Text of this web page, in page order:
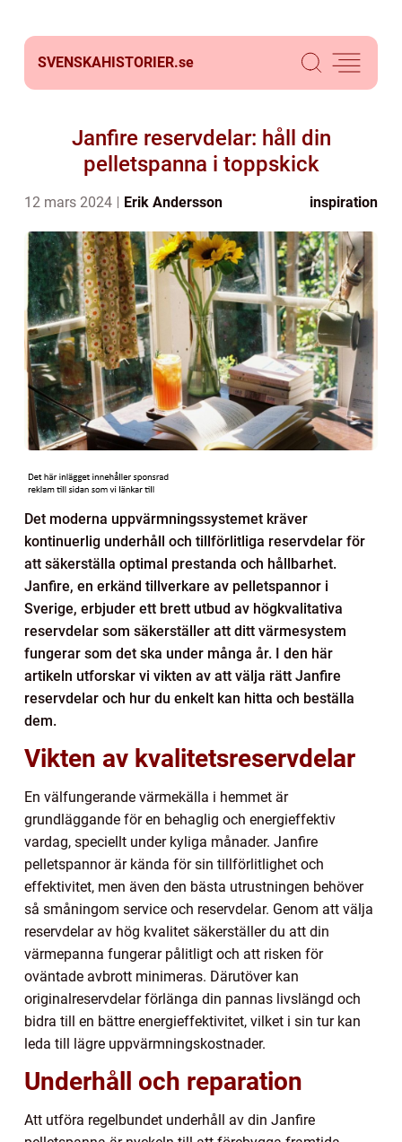
SVENSKAHISTORIER.se
Janfire reservdelar: håll din
pelletspanna i toppskick
12 mars 2024 Erik Andersson inspiration
Det moderna uppvärmningssystemet kräver
kontinuerlig underhåll och tillförlitliga reservdelar för
att säkerställa optimal prestanda och hållbarhet.
Janfire, en erkänd tillverkare av pelletspannor i
Sverige, erbjuder ett brett utbud av högkvalitativa
reservdelar som säkerställer att ditt värmesystem
fungerar som det ska under många år. I den här
artikeln utforskar vi vikten av att välja rätt Janfire
reservdelar och hur du enkelt kan hitta och beställa
dem.
Vikten av kvalitetsreservdelar
En välfungerande värmekälla i hemmet är
grundläggande för en behaglig och energieffektiv
vardag, speciellt under kyliga månader. Janfire
pelletspannor är kända för sin tillförlitlighet och
effektivitet, men även den bästa utrustningen behöver
så småningom service och reservdelar. Genom att välja
reservdelar av hög kvalitet säkerställer du att din
värmepanna fungerar pålitligt och att risken för
oväntade avbrott minimeras. Därutöver kan
originalreservdelar förlänga din pannas livslängd och
bidra till en bättre energieffektivitet, vilket i sin tur kan
leda till lägre uppvärmningskostnader.
Underhåll och reparation
Att utföra regelbundet underhåll av din Janfire